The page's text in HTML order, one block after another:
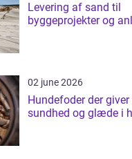
Levering af sand til
byggeprojekter og
02 june 2026
Hundefoder der giver
sundhed og glæde i